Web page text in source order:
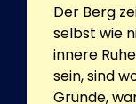
Der Berg
selbst wie
innere
sein, sind
Gründe,